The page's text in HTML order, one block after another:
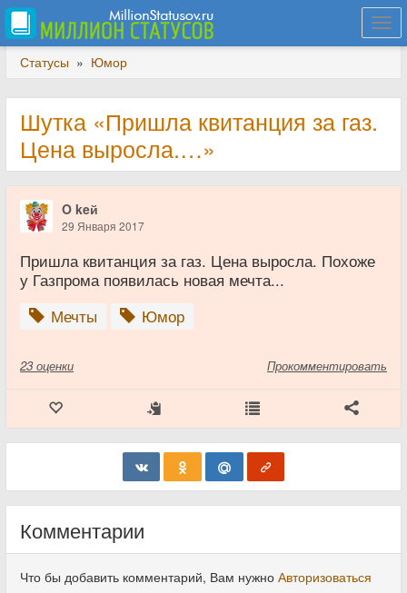
Статусы » Юмор
Шутка «Пришла квитанция за газ.
Цена выросла.…»
O keй
29 Января 2017
Пришла квитанция за газ. Цена выросла. Похоже
у Газпрома появилась новая мечта...
Мечты
Юмор
23 оценки Прокомментировать
Комментарии
Что бы добавить комментарий, Вам нужно Авторизоваться